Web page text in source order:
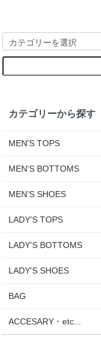
カテゴリーから探す
MEN'S TOPS
MEN'S BOTTOMS
MEN'S SHOES
LADY'S TOPS
LADY'S BOTTOMS
LADY'S SHOES
BAG
ACCESARY・etc...